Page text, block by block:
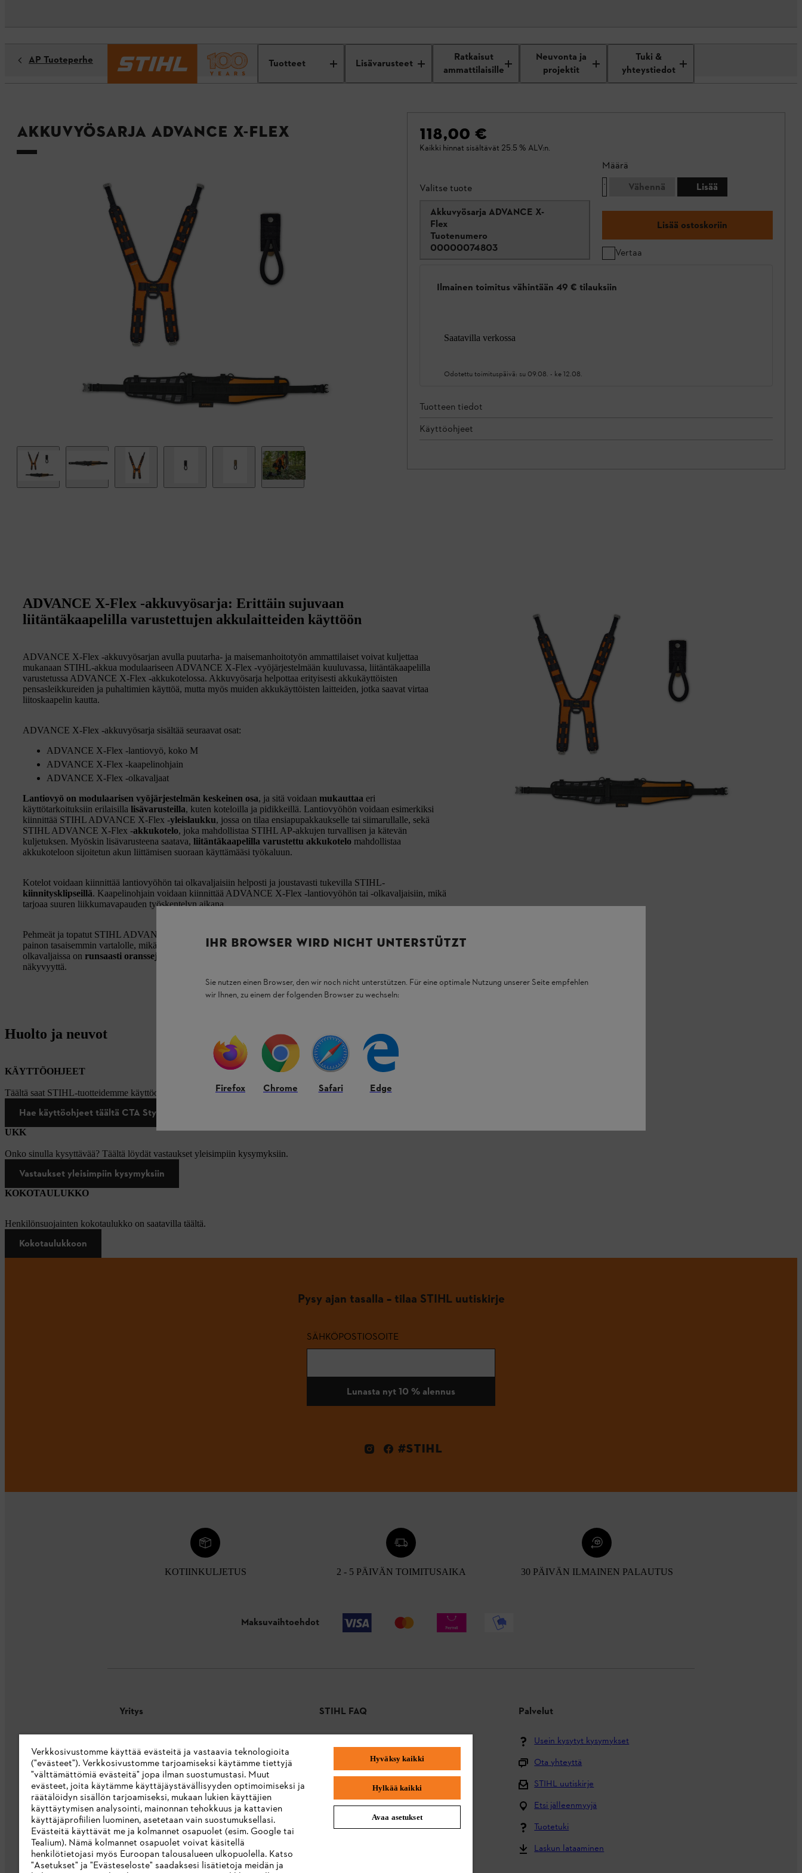
Tuotteet Lisävarusteet
Ratkaisut
ammattilaisille
Neuvonta ja
projektit
Tuki &
yhteystiedot
AP Tuoteperhe
Akkuvyösarja ADVANCE X-Flex 118,00 €
Kaikki hinnat sisältävät 25.5 % ALV:n.
Valitse tuote
Akkuvyösarja ADVANCE X-
Flex
Tuotenumero
00000074803
Määrä
Vähennä
Lisää
Lisää ostoskoriin
Vertaa
Ilmainen toimitus vähintään 49 € tilauksiin
Saatavilla verkossa
Odotettu toimituspäivä: su 09.08. - ke 12.08.
Tuotteen tiedot
Käyttöohjeet
ADVANCE X-Flex -akkuvyösarja: Erittäin sujuvaan
liitäntäkaapelilla varustettujen akkulaitteiden käyttöön
ADVANCE X-Flex -akkuvyösarjan avulla puutarha- ja maisemanhoitotyön ammattilaiset voivat kuljettaa
mukanaan STIHL-akkua modulaariseen ADVANCE X-Flex -vyöjärjestelmään kuuluvassa, liitäntäkaapelilla
varustetussa ADVANCE X-Flex -akkukotelossa. Akkuvyösarja helpottaa erityisesti akkukäyttöisten
pensasleikkureiden ja puhaltimien käyttöä, mutta myös muiden akkukäyttöisten laitteiden, jotka saavat virtaa
liitoskaapelin kautta.
ADVANCE X-Flex -akkuvyösarja sisältää seuraavat osat:
ADVANCE X-Flex -lantiovyö, koko M
ADVANCE X-Flex -kaapelinohjain
ADVANCE X-Flex -olkavaljaat
Lantiovyö on modulaarisen vyöjärjestelmän keskeinen osa, ja sitä voidaan mukauttaa eri
käyttötarkoituksiin erilaisilla lisävarusteilla, kuten koteloilla ja pidikkeillä. Lantiovyöhön voidaan esimerkiksi
kiinnittää STIHL ADVANCE X-Flex -yleislaukku, jossa on tilaa ensiapupakkaukselle tai siimarullalle, sekä
STIHL ADVANCE X-Flex -akkukotelo, joka mahdollistaa STIHL AP-akkujen turvallisen ja kätevän
kuljetuksen. Myöskin lisävarusteena saatava, liitäntäkaapelilla varustettu akkukotelo mahdollistaa
akkukoteloon sijoitetun akun liittämisen suoraan käyttämääsi työkaluun.
Kotelot voidaan kiinnittää lantiovyöhön tai olkavaljaisiin helposti ja joustavasti tukevilla STIHL-
kiinnitysklipseillä. Kaapelinohjain voidaan kiinnittää ADVANCE X-Flex -lantiovyöhön tai -olkavaljaisiin, mikä
tarjoaa suuren liikkumavapauden työskentelyn aikana.
Pehmeät ja topatut STIHL ADVANCE X-Flex -olkavaljaat auttavat jakamaan koteloiden ja niiden sisällön
painon tasaisemmin vartalolle, mikä vähentää lihaksiin ja niveliin kohdistuvaa rasitusta. Sekä lantiovyössä että
olkavaljaissa on runsaasti oransseja yksityiskohtia ja heijastavia elementtejä
näkyvyyttä.
Huolto ja neuvot
KÄYTTÖOHJEET
Täältä saat STIHL-tuotteidemme käyttöohjeet.
Hae käyttöohjeet täältä CTA Style *
UKK
Onko sinulla kysyttävää? Täältä löydät vastaukset yleisimpiin kysymyksiin.
Vastaukset yleisimpiin kysymyksiin
KOKOTAULUKKO
Henkilönsuojainten kokotaulukko on saatavilla täältä.
Kokotaulukkoon
Pysy ajan tasalla – tilaa STIHL uutiskirje
SÄHKÖPOSTIOSOITE
Lunasta nyt 10 % alennus
#STIHL
KOTIINKULJETUS 2 - 5 PÄIVÄN TOIMITUSAIKA 30 PÄIVÄN ILMAINEN PALAUTUS
Maksuvaihtoehdot
Yritys
STIHL Integrity Line
STIHL-merkkikauppa
Saavutettavuusseloste
STIHL FAQ
Toimitus ja toimitus
Takaisin alkuun
Valitukset ja takuu
Valikoimaa koskevat kysymykset
Palvelut
Usein kysytyt kysymykset
Ota yhteyttä
STIHL uutiskirje
Etsi jälleenmyyjä
Tuotetuki
Laskun lataaminen
IHR BROWSER WIRD NICHT UNTERSTÜTZT
Sie nutzen einen Browser, den wir noch nicht unterstützen. Für eine optimale Nutzung unserer Seite empfehlen
wir Ihnen, zu einem der folgenden Browser zu wechseln:
Firefox Chrome Safari Edge
Verkkosivustomme käyttää evästeitä ja vastaavia teknologioita
("evästeet"). Verkkosivustomme tarjoamiseksi käytämme tiettyjä
"välttämättömiä evästeitä" jopa ilman suostumustasi. Muut
evästeet, joita käytämme käyttäjäystävällisyyden optimoimiseksi ja
räätälöidyn sisällön tarjoamiseksi, mukaan lukien käyttäjien
käyttäytymisen analysointi, mainonnan tehokkuus ja kattavien
käyttäjäprofiilien luominen, asetetaan vain suostumuksellasi.
Evästeitä käyttävät me ja kolmannet osapuolet (esim. Google tai
Tealium). Nämä kolmannet osapuolet voivat käsitellä
henkilötietojasi myös Euroopan talousalueen ulkopuolella. Katso
"Asetukset" ja "Evästeseloste" saadaksesi lisätietoja meidän ja
Hyväksy kaikki
Hylkää kaikki
Avaa asetukset